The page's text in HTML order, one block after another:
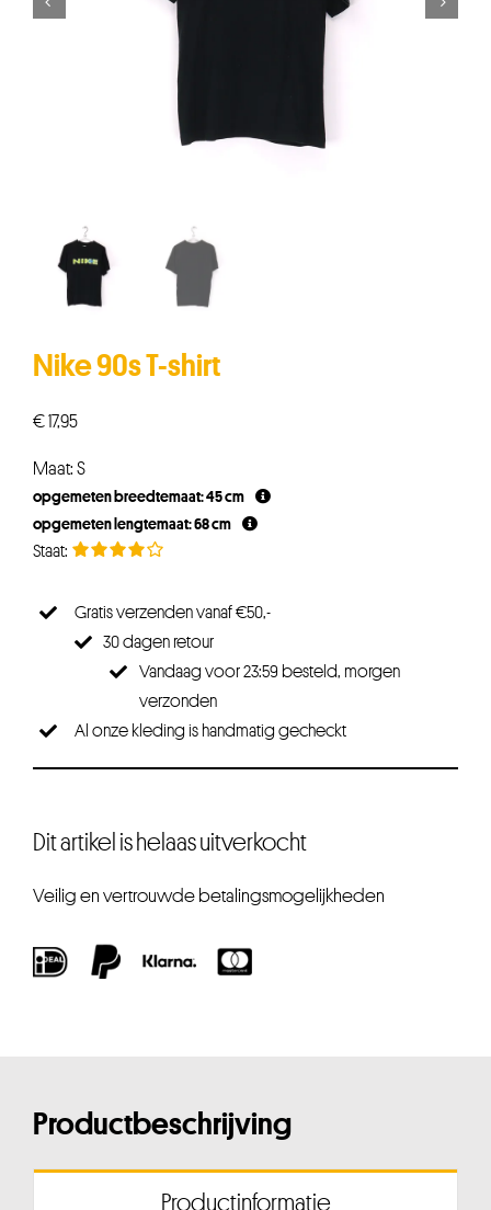
Nike 90s T-shirt
€17,95
Maat: S
opgemeten breedtemaat: 45 cm
opgemeten lengtemaat: 68 cm
Gratis verzenden vanaf €50,-
30 dagen retour
Vandaag voor 23:59 besteld, morgen
verzonden
Al onze kleding is handmatig gecheckt
Dit artikel is helaas uitverkocht
Veilig en vertrouwde betalingsmogelijkheden
Productbeschrijving
Productinformatie